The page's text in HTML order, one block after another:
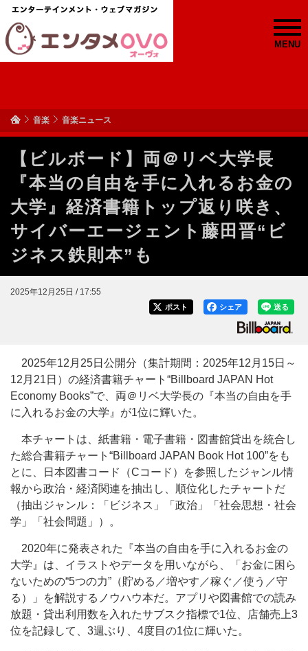
MENU
音楽 音楽ニュース
【ビルボード】両＠リベ大学長
『本当の自由を手に入れるお金の
大学』経済書籍トップ返り咲き、
サイバーエージェント藤田晋“ビ
ジネス鉄則本”も
2025年12月25日 / 17:55
送る
シェア
ポスト
2025年12月25日公開分（集計期間：2025年12月15日～
12月21日）の経済書籍チャート“Billboard JAPAN Hot
Economy Books”で、両＠リベ大学長の『本当の自由を手
に入れるお金の大学』が1位に輝いた。
本チャートは、紙書籍・電子書籍・図書館貸出を統合し
た総合書籍チャート“Billboard JAPAN Book Hot 100”をも
とに、日本図書コード（Cコード）を参照したジャンル情
報から政治・経済関連を抽出し、順位化したチャートだ
（抽出ジャンル：「ビジネス」「政治」「社会思想・社会
学」「社会問題」）。
2020年に発表された『本当の自由を手に入れるお金の
大学』は、イラストやデータを用いながら、「お金に困ら
ないための“5つの力”（貯める／増やす／稼ぐ／使う／守
る）」を解説するノウハウ本だ。アプリや図書館での読み
放題・貸出利用数を入れたサブスク指標で1位、店舗売上3
位を記録して、3週ぶり、4度目の1位に輝いた。